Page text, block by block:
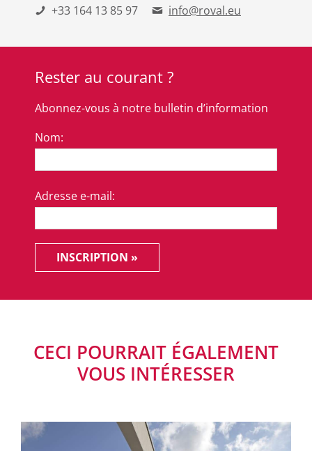
+33 164 13 85 97 info@roval.eu
Rester au courant ?
Abonnez-vous à notre bulletin d’information
Nom:
Adresse e-mail:
INSCRIPTION »
CECI POURRAIT ÉGALEMENT
VOUS INTÉRESSER